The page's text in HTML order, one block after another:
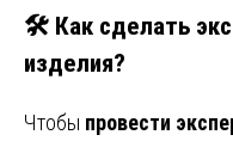
🛠️ Как сделать
изделия?
Чтобы провести